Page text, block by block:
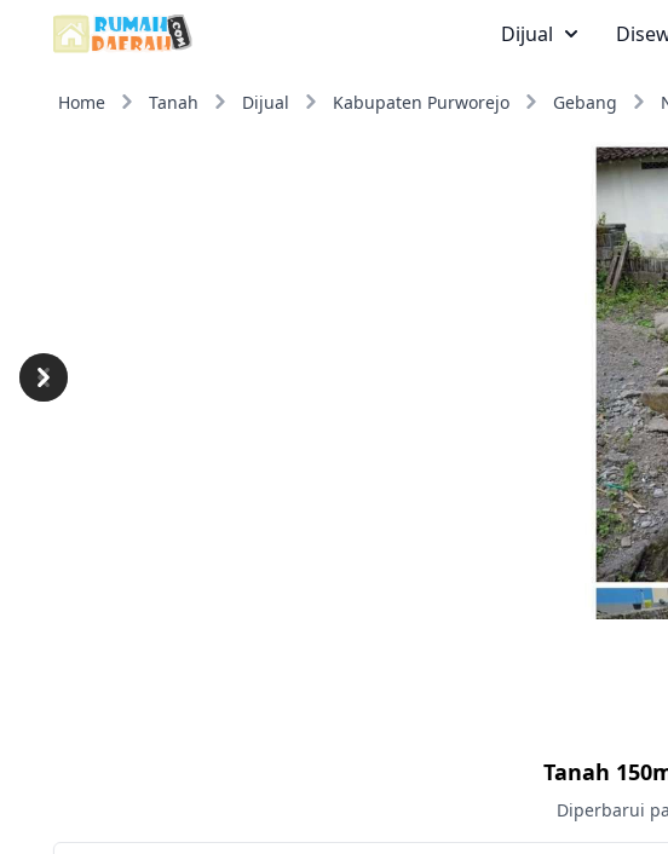
Dijual
Home Tanah Dijual Kabupaten Purworejo Gebang
Previous
Next
Tanah
Diperbarui